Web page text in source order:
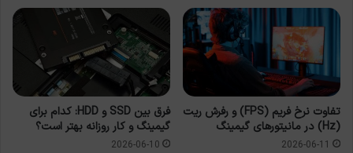
تفاوت نرخ فریم (FPS) و رفرش ریت
(Hz) در مانیتورهای گیمینگ
2026-06-11
فرق بین SSD و HDD: کدام برای
گیمینگ و کار روزانه بهتر است؟
2026-06-10